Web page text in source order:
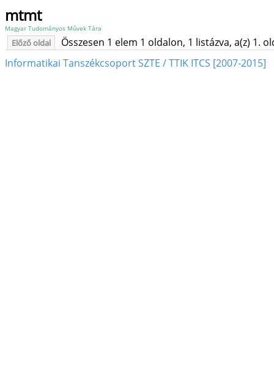
mtmt
Magyar Tudományos Művek Tára
Előző oldal
Összesen 1 elem 1 oldalon, 1 listázva, a(z) 1.
Informatikai Tanszékcsoport SZTE / TTIK ITCS [2007-2015]